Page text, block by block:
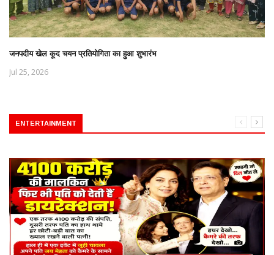
जनपदीय खेल कूद चयन प्रतियोगिता का हुआ शुभारंभ
Jul 25, 2026
ENTERTAINMENT